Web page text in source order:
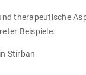
therapeutische
Beispiele.
Stirban